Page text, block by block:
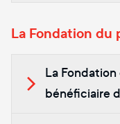
La Fondation du
La
bénéficiaire